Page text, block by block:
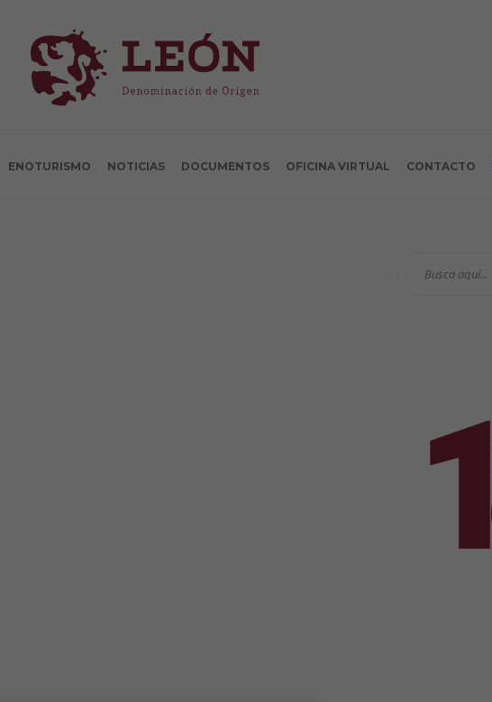
ENOTURISMO NOTICIAS DOCUMENTOS OFICINA VIRTUAL CONTACTO